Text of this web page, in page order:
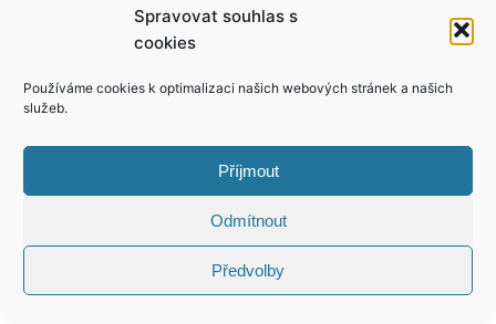
Spravovat souhlas s
cookies
Používáme cookies k optimalizaci našich webových stránek a našich
služeb.
Příjmout
Odmítnout
Předvolby
To je proměna! Z vyumělkované Elišky Bučkové Vágner udělal divoženku! Jak to teď vypadá na hotelech v Egyptě? Historka pana Jiřího vás znechutí!
KONTAKT
Copyright © 2026 VIP Bulvár, All Rights
Reserved